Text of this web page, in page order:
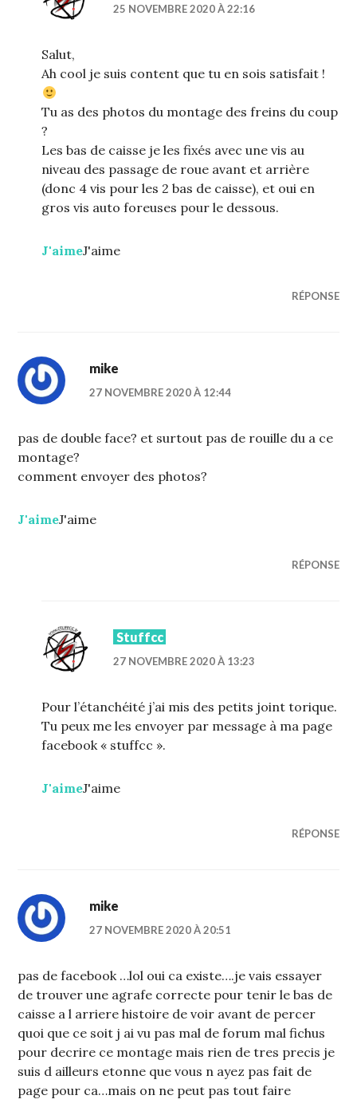
25 NOVEMBRE 2020 À 22:16
Salut,
Ah cool je suis content que tu en sois satisfait !
Tu as des photos du montage des freins du coup
?
Les bas de caisse je les fixés avec une vis au
niveau des passage de roue avant et arrière
(donc 4 vis pour les 2 bas de caisse), et oui en
gros vis auto foreuses pour le dessous.
J'aimeJ'aime
RÉPONSE
mike
27 NOVEMBRE 2020 À 12:44
pas de double face? et surtout pas de rouille du a ce
montage?
comment envoyer des photos?
J'aimeJ'aime
RÉPONSE
Stuffcc
27 NOVEMBRE 2020 À 13:23
Pour l’étanchéité j’ai mis des petits joint torique.
Tu peux me les envoyer par message à ma page
facebook « stuffcc ».
J'aimeJ'aime
RÉPONSE
mike
27 NOVEMBRE 2020 À 20:51
pas de facebook …lol oui ca existe….je vais essayer
de trouver une agrafe correcte pour tenir le bas de
caisse a l arriere histoire de voir avant de percer
quoi que ce soit j ai vu pas mal de forum mal fichus
pour decrire ce montage mais rien de tres precis je
suis d ailleurs etonne que vous n ayez pas fait de
page pour ca…mais on ne peut pas tout faire